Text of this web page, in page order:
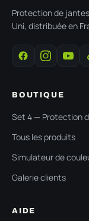
Protection de
Uni, distribuée en
BOUTIQUE
Set 4 — Protection
Tous les produits
Simulateur de
Galerie clients
AIDE